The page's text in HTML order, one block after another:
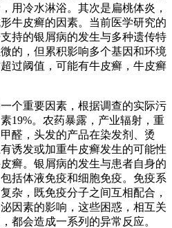
用冷水淋浴。其次是扁桃体炎，
牛皮癣的因素。当前医学研究的
持的银屑病的发生与多种遗传特
的，但累积影响多个基因和环境
过阈值，可能有牛皮癣，牛皮癣
个重要因素，根据调查的实际污
19%。农药暴露，产业辐射，重
醛，头发的产品在染发剂、烫
诱发或加重牛皮癣发生的可能性
癣。银屑病的发生与患者自身的
括体液免疫和细胞免疫。免疫系
杂，既免疫分子之间互相配合，
因素的影响，这些困惑，相互关
都会造成一系列的异常反应。